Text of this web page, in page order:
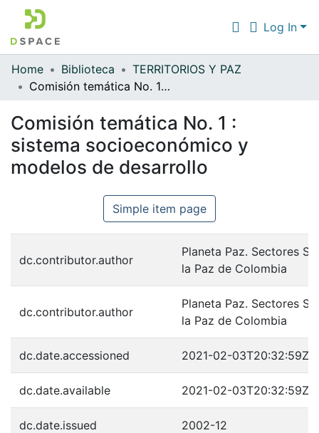
Log In
Communities & Collections
Statistics
Home Biblioteca
TERRITORIOS Y PAZ
Comisión temática No. 1 : sistema socioeconómico y modelos de desarrollo
Comisión temática No. 1 :
sistema socioeconómico y
modelos de desarrollo
Simple item page
dc.contributor.author
Planeta Paz. Sectores
la Paz de Colombia
dc.contributor.author
Planeta Paz. Sectores
la Paz de Colombia
dc.date.accessioned 2021-02-03T20:32:59Z
dc.date.available 2021-02-03T20:32:59Z
dc.date.issued 2002-12